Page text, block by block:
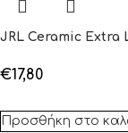
JRL Ceramic Extra
€17,80
Προσθήκη στο